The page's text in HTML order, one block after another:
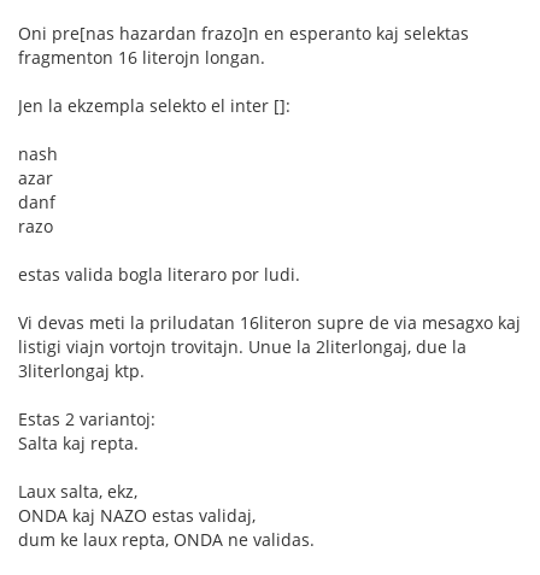
Oni pre[nas hazardan frazo]n en esperanto kaj selektas
fragmenton 16 literojn longan.
Jen la ekzempla selekto el inter []:
nash
azar
danf
razo
estas valida bogla literaro por ludi.
Vi devas meti la priludatan 16literon supre de via mesagxo kaj
listigi viajn vortojn trovitajn. Unue la 2literlongaj, due la
3literlongaj ktp.
Estas 2 variantoj:
Salta kaj repta.
Laux salta, ekz,
ONDA kaj NAZO estas validaj,
dum ke laux repta, ONDA ne validas.